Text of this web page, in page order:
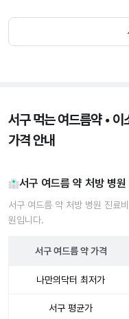
서구 먹는 여드름약 •
가격 안내
서구 여드름 약 처방 병
서구 여드름 약 처방 병원 진료
원입니다.
서구 여드름 약가격
나만의닥터 최저가
서구 평균가